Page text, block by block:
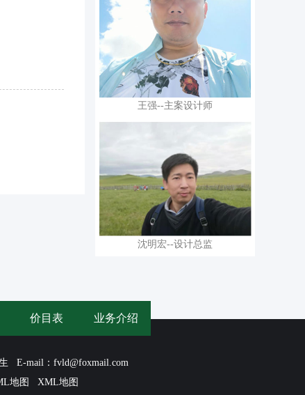
王强--主案设计师
沈明宏--设计总监
价目表 业务介绍
E-mail：fvld@foxmail.com
地图 XML地图